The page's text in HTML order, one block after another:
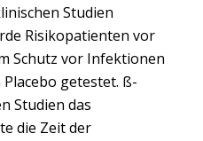
Studien
Risikopatienten vor
Schutz vor Infektionen
getestet. ß-
Studien das
die Zeit der